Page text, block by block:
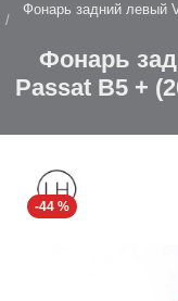
Фонарь задний левый
Фонарь
Passat B5 +
-44 %